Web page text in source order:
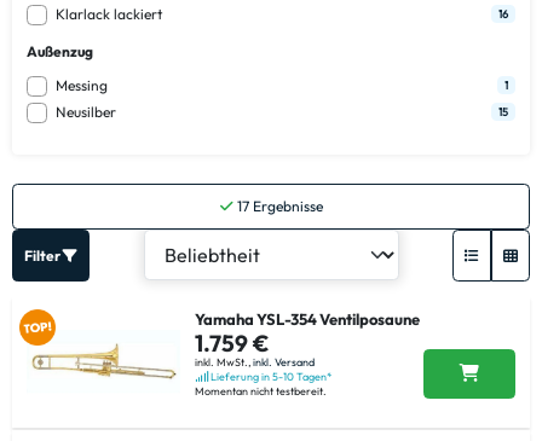
Klarlack lackiert
16
Außenzug
Messing
1
Neusilber 15
17Ergebnisse
Filter
Yamaha YSL-354 Ventilposaune
1.759 €
inkl. MwSt., inkl. Versand
Lieferung in 5-10 Tagen*
Momentan nicht testbereit.